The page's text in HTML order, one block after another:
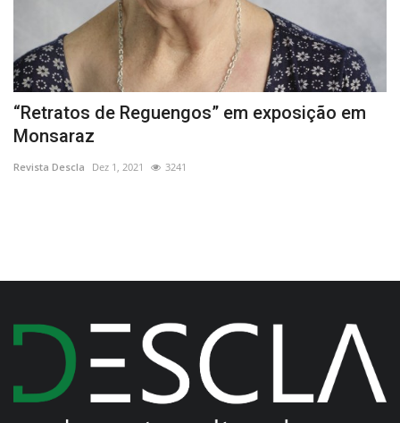
“Retratos de Reguengos” em exposição em
Monsaraz
Revista Descla Dez 1, 2021 3241